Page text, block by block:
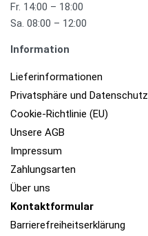
Fr. 14:00 – 18:00
Sa. 08:00 – 12:00
Information
Lieferinformationen
Privatsphäre und Datenschutz
Cookie-Richtlinie (EU)
Unsere AGB
Impressum
Zahlungsarten
Über uns
Kontaktformular​
Barrierefreiheits­erklärung